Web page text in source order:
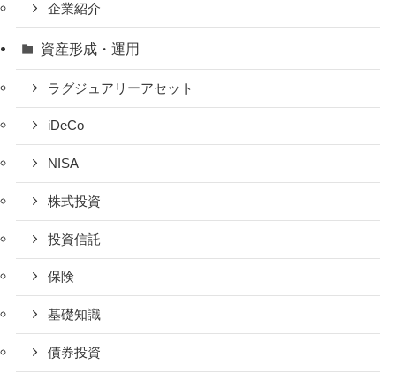
企業紹介
資産形成・運用
ラグジュアリーアセット
iDeCo
NISA
株式投資
投資信託
保険
基礎知識
債券投資